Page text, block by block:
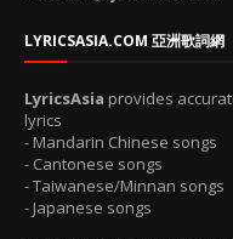
LYRICSASIA.COM 亞洲歌詞網
LyricsAsia provides
lyrics
- Mandarin Chinese songs
- Cantonese songs
- Taiwanese/Minnan songs
- Japanese songs